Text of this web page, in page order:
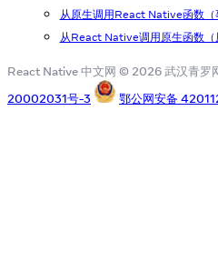
从原生调用React Native函数（
从React Native调用原生函数（
React Native 中文网 © 2026 武汉青罗
20002031号-3
鄂公网安备